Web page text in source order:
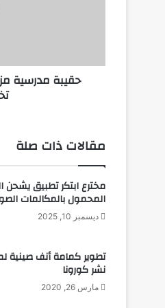
س
د
ة
خ
ش
م
س
حقيبة مدرسية
مقالات ذات صلة
مخترع ابتكر تطبيق يشحن
المحمول بالمكالمات
ديسمبر 10, 2025
تطوير كمامة أنف صينية
نشر كورونا
مارس 26, 2020